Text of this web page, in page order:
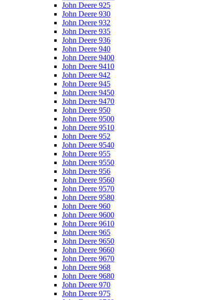
John Deere 925
John Deere 930
John Deere 932
John Deere 935
John Deere 936
John Deere 940
John Deere 9400
John Deere 9410
John Deere 942
John Deere 945
John Deere 9450
John Deere 9470
John Deere 950
John Deere 9500
John Deere 9510
John Deere 952
John Deere 9540
John Deere 955
John Deere 9550
John Deere 956
John Deere 9560
John Deere 9570
John Deere 9580
John Deere 960
John Deere 9600
John Deere 9610
John Deere 965
John Deere 9650
John Deere 9660
John Deere 9670
John Deere 968
John Deere 9680
John Deere 970
John Deere 975